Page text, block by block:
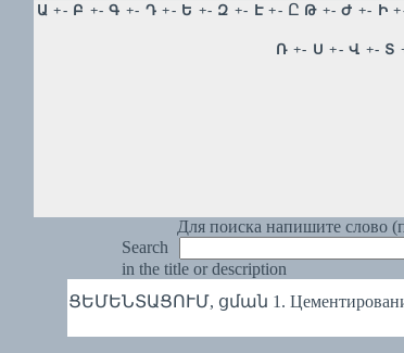
Для поиска напишите слово
Search
in the title or description
ՑԵՄԵՆՏԱՑՈՒՄ, ցման 1.